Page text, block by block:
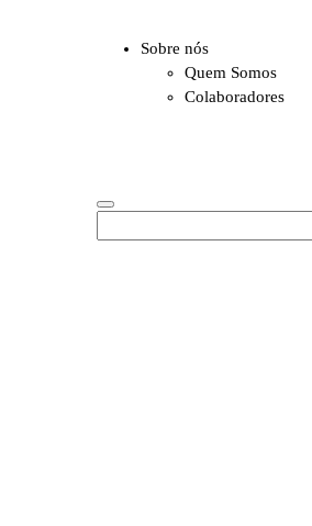
Sobre nós
Quem Somos
Colaboradores